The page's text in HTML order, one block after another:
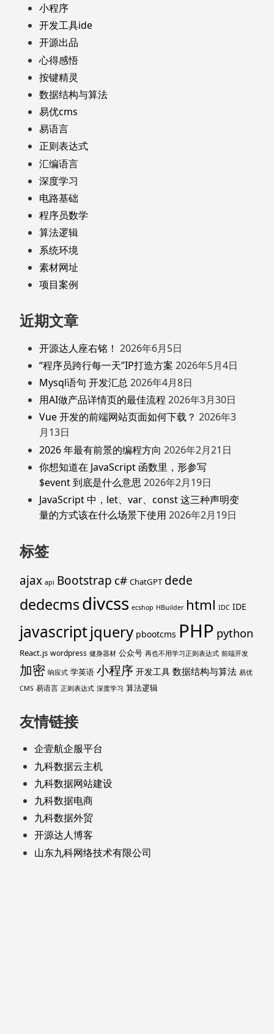
小程序
开发工具ide
开源出品
心得感悟
按键精灵
数据结构与算法
易优cms
易语言
正则表达式
汇编语言
深度学习
电路基础
程序员数学
算法逻辑
系统环境
素材网址
项目案例
近期文章
开源达人座右铭！ 2026年6月5日
“程序员跨行每一天”IP打造方案 2026年5月4日
Mysql语句 开发汇总 2026年4月8日
用AI做产品详情页的最佳流程 2026年3月30日
Vue 开发的前端网站页面如何下载？ 2026年3
月13日
2026 年最有前景的编程方向 2026年2月21日
你想知道在 JavaScript 函数里，形参写
$event 到底是什么意思 2026年2月19日
JavaScript 中，let、var、const 这三种声明变
量的方式该在什么场景下使用 2026年2月19日
标签
ajax api Bootstrap c# ChatGPT dede
dedecmsdivcss ecshop HBuilder html IDC IDE
javascriptjquery pbootcms PHP python
React.js wordpress 健身器材 公众号 再也不用学习正则表达式 前端开发
加密 响应式 学英语 小程序 开发工具 数据结构与算法 易优
CMS 易语言 正则表达式 深度学习 算法逻辑
友情链接
企壹航企服平台
九科数据云主机
九科数据网站建设
九科数据电商
九科数据外贸
开源达人博客
山东九科网络技术有限公司